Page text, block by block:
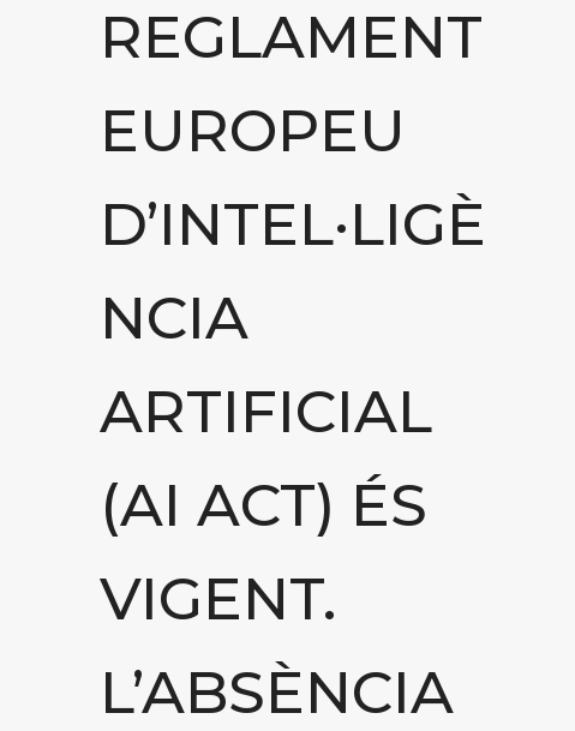
REGLAMENT
EUROPEU
D’INTEL·LIGÈ
NCIA
ARTIFICIAL
(AI ACT) ÉS
VIGENT.
L’ABSÈNCIA